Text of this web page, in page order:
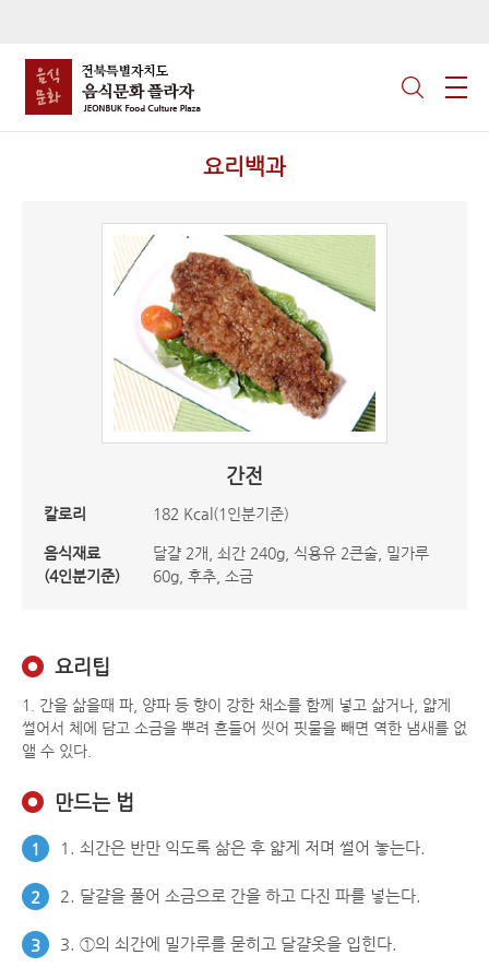
요리백과
간전
칼로리 182 Kcal(1인분기준)
음식재료
(4인분기준)
달걀 2개, 쇠간 240g, 식용유 2큰술, 밀가루
60g, 후추, 소금
요리팁
1. 간을 삶을때 파, 양파 등 향이 강한 채소를 함께 넣고 삶거나, 얇게
썰어서 체에 담고 소금을 뿌려 흔들어 씻어 핏물을 빼면 역한 냄새를 없
앨 수 있다.
만드는 법
1 1. 쇠간은 반만 익도록 삶은 후 얇게 저며 썰어 놓는다.
2 2. 달걀을 풀어 소금으로 간을 하고 다진 파를 넣는다.
3 3. ①의 쇠간에 밀가루를 묻히고 달걀옷을 입힌다.